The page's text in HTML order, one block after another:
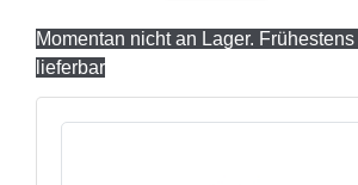
Momentan nicht an Lager.
lieferbar